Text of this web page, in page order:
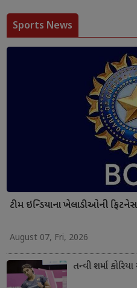
Sports News
ટીમ ઇન્ડિયાના ખેલાડીઓની
August 07, Fri, 2026
તન્વી શર્મા